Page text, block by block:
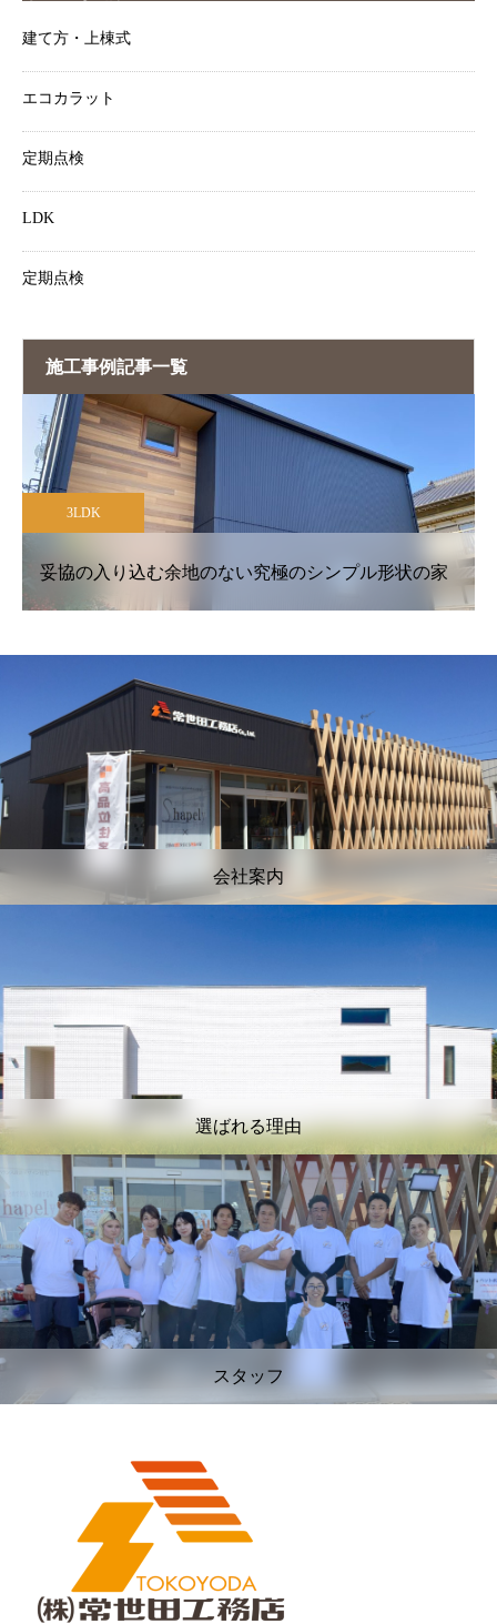
建て方・上棟式
エコカラット
定期点検
LDK
定期点検
施工事例記事一覧
3LDK
妥協の入り込む余地のない究極のシンプル形状の家
会社案内
選ばれる理由
スタッフ